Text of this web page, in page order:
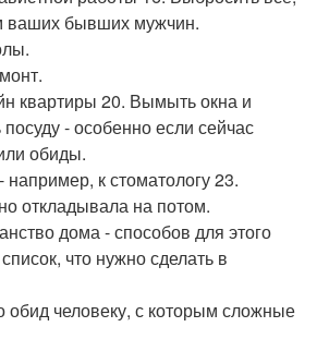
ваших бывших мужчин.
квартиры 20. Вымыть окна и
- особенно если сейчас
обиды.
например, к стоматологу 23.
откладывала на потом.
дома - способов для этого
что нужно сделать в
обид человеку, с которым сложные